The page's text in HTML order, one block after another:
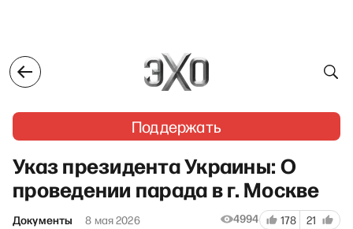
Поддержать
Указ президента Украины: О
проведении парада в г. Москве
Документы 8 мая 2026 4994 178 21